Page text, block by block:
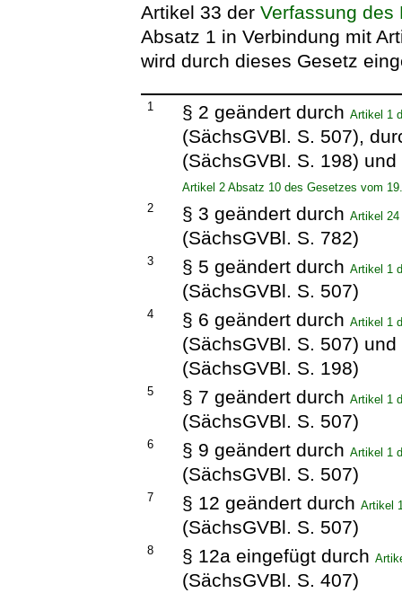
Artikel 33 derVerfassung des
Absatz 1 in Verbindung mit
wird durch dieses Gesetz
1 § 2 geändert durchArtikel 1
(SächsGVBl. S. 507),
(SächsGVBl. S. 198) und
Artikel 2 Absatz 10 des Gesetzes vom
2
§ 3 geändert durchArtikel
(SächsGVBl. S. 782)
3 § 5 geändert durchArtikel 1
(SächsGVBl. S. 507)
4 § 6 geändert durchArtikel 1
(SächsGVBl. S. 507)
(SächsGVBl. S. 198)
5 § 7 geändert durchArtikel 1
(SächsGVBl. S. 507)
6 § 9 geändert durchArtikel 1
(SächsGVBl. S. 507)
7 § 12 geändert durchArtikel
(SächsGVBl. S. 507)
8 § 12a eingefügt durch
(SächsGVBl. S. 407)